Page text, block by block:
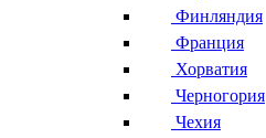
Финляндия
Франция
Хорватия
Черногория
Чехия